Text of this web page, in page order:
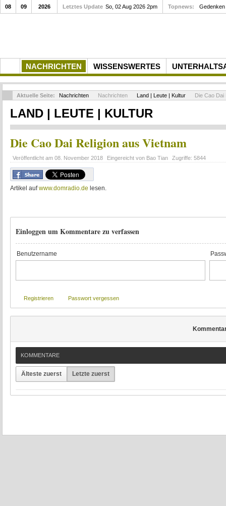
NACHRICHTEN WISSENSWERTES
08 09 2026 Letztes Update So, 02 Aug 2026 2pm Topnews: Gedenken
Aktuelle Seite: Nachrichten Nachrichten Land | Leute | Kultur Die Cao Dai
LAND | LEUTE | KULTUR
Die Cao Dai Religion aus Vietnam
Veröffentlicht am 08. November 2018 Eingereicht von Bao Tian Zugriffe: 5844
Artikel aufwww.domradio.de lesen.
Einloggen um Kommentare zu verfassen
Benutzername
Registrieren Passwort vergessen
KOMMENTARE
Älteste zuerst Letzte zuerst